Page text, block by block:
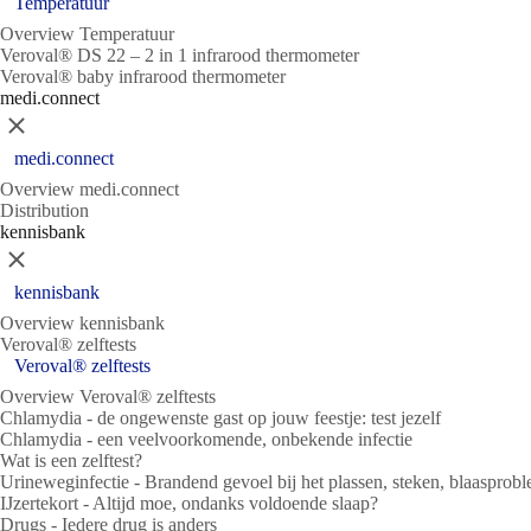
Overview Temperatuur
Veroval® DS 22 – 2 in 1 infrarood thermometer
Veroval® baby infrarood thermometer
medi.connect
Sluit
medi.connect
Overview medi.connect
Distribution
kennisbank
Sluit
kennisbank
Overview kennisbank
Veroval® zelftests
Veroval® zelftests
Overview Veroval® zelftests
Chlamydia - de ongewenste gast op jouw feestje: test jezelf
Chlamydia - een veelvoorkomende, onbekende infectie
Wat is een zelftest?
Urineweginfectie - Brandend gevoel bij het plassen, steken,
IJzertekort - Altijd moe, ondanks voldoende slaap?
Drugs - Iedere drug is anders